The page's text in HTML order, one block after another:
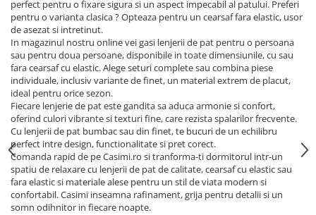
perfect pentru o fixare sigura si un aspect impecabil al patului. Preferi
pentru o varianta clasica ? Opteaza pentru un cearsaf fara elastic, usor
de asezat si intretinut.
In magazinul nostru online vei gasi lenjerii de pat pentru o persoana
sau pentru doua persoane, disponibile in toate dimensiunile, cu sau
fara cearsaf cu elastic. Alege seturi complete sau combina piese
individuale, inclusiv variante de finet, un material extrem de placut,
ideal pentru orice sezon.
Fiecare lenjerie de pat este gandita sa aduca armonie si confort,
oferind culori vibrante si texturi fine, care rezista spalarilor frecvente.
Cu lenjerii de pat bumbac sau din finet, te bucuri de un echilibru
perfect intre design, functionalitate si pret corect.
Comanda rapid de pe Casimi.ro si tranforma-ti dormitorul intr-un
spatiu de relaxare cu lenjerii de pat de calitate, cearsaf cu elastic sau
fara elastic si materiale alese pentru un stil de viata modern si
confortabil. Casimi inseamna rafinament, grija pentru detalii si un
somn odihnitor in fiecare noapte.